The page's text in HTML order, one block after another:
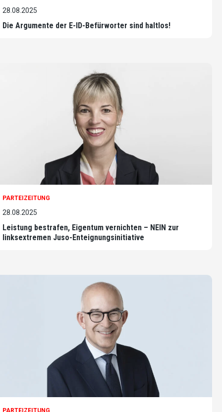
28.08.2025
Die Argumente der E-ID-Befürworter sind haltlos!
PARTEIZEITUNG
28.08.2025
Leistung bestrafen, Eigentum vernichten – NEIN zur
linksextremen Juso-Enteignungsinitiative
PARTEIZEITUNG